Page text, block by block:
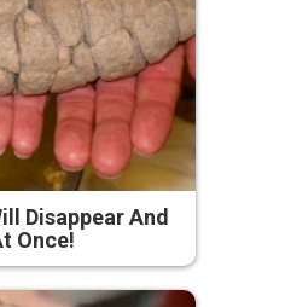
Disappear And
Once!